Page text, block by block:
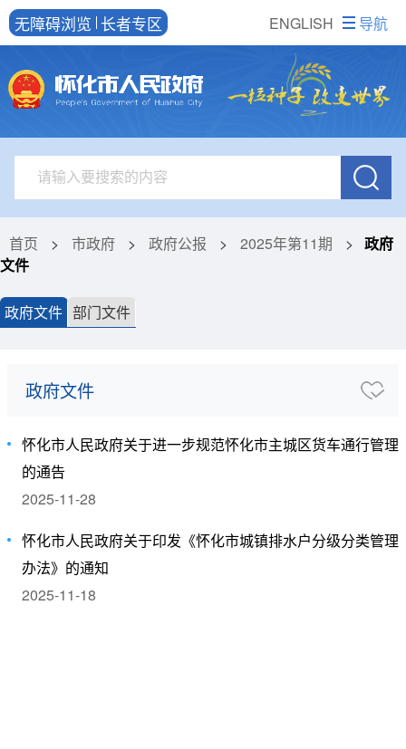
ENGLISH
无障碍浏览 长者专区 导航
首页 > 市政府 > 政府公报 > 2025年第11期 >
政府
文件
政府文件 部门文件
政府文件
怀化市人民政府关于进一步规范怀化市主城区货车通行管理
的通告
2025-11-28
怀化市人民政府关于印发《怀化市城镇排水户分级分类管理
办法》的通知
2025-11-18